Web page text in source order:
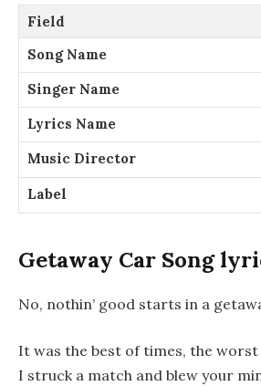
Field
Song Name
Singer Name
Lyrics Name
Music Director
Label
Getaway Car Song
No, nothin’ good starts in a
It was the best of times, the
I struck a match and blew your